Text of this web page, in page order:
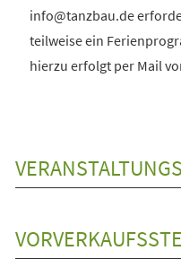
info@tanzbau.de
teilweise ein
hierzu erfolgt per Mail